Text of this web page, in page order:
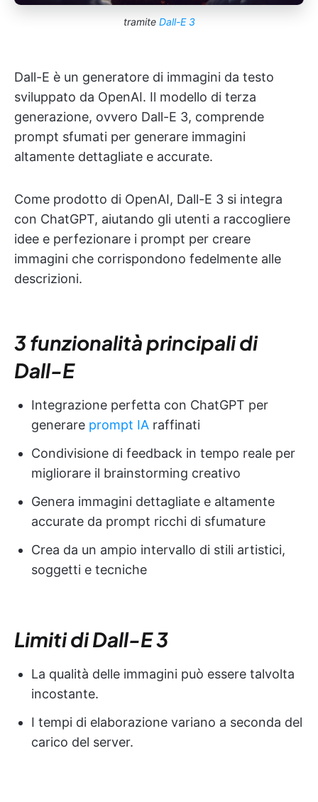
tramite Dall-E 3
Dall-E è un generatore di immagini da testo
sviluppato da OpenAI. Il modello di terza
generazione, ovvero Dall-E 3, comprende
prompt sfumati per generare immagini
altamente dettagliate e accurate.
Come prodotto di OpenAI, Dall-E 3 si integra
con ChatGPT, aiutando gli utenti a raccogliere
idee e perfezionare i prompt per creare
immagini che corrispondono fedelmente alle
descrizioni.
3 funzionalità principali di
Dall-E
Integrazione perfetta con ChatGPT per
generare prompt IA raffinati
Condivisione di feedback in tempo reale per
migliorare il brainstorming creativo
Genera immagini dettagliate e altamente
accurate da prompt ricchi di sfumature
Crea da un ampio intervallo di stili artistici,
soggetti e tecniche
Limiti di Dall-E 3
La qualità delle immagini può essere talvolta
incostante.
I tempi di elaborazione variano a seconda del
carico del server.